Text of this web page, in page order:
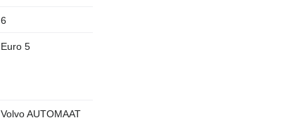
6
Euro 5
Volvo AUTOMAAT